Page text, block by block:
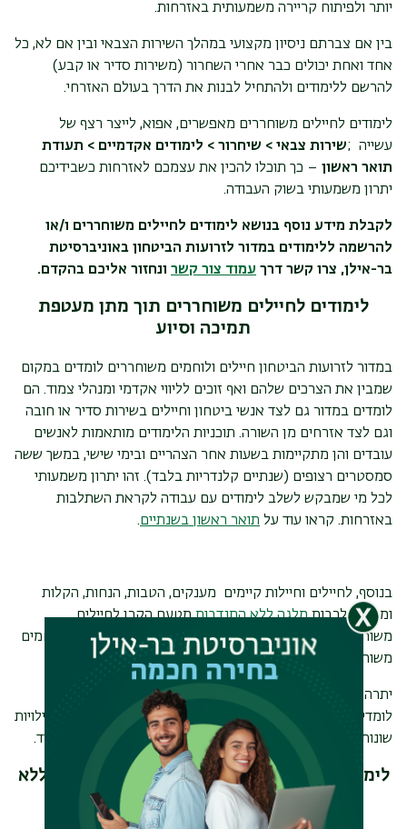
יותר ולפיתוח קריירה משמעותית באזרחות.
בין אם צברתם ניסיון מקצועי במהלך השירות הצבאי ובין אם לא, כל
אחד ואחת יכולים כבר אחרי השחרור (משירות סדיר או קבע)
להרשם ללימודים ולהתחיל לבנות את הדרך בעולם האזרחי.
לימודים לחיילים משוחררים מאפשרים, אפוא, לייצר רצף של
עשייה ;שירות צבאי > שיחרור > לימודים אקדמיים > תעודת
תואר ראשון – כך תוכלו להכין את עצמכם לאזרחות כשבידיכם
יתרון משמעותי בשוק העבודה.
לקבלת מידע נוסף בנושא לימודים לחיילים משוחררים ו/או
להרשמה ללימודים במדור לזרועות הביטחון באוניברסיטת
בר-אילן, צרו קשר דרך עמוד צור קשר ונחזור אליכם בהקדם.
לימודים לחיילים משוחררים תוך מתן מעטפת
תמיכה וסיוע
במדור לזרועות הביטחון חיילים ולוחמים משוחררים לומדים במקום
שמבין את הצרכים שלהם ואף זוכים לליווי אקדמי ומנהלי צמוד. הם
לומדים במדור גם לצד אנשי ביטחון וחיילים בשירות סדיר או חובה
וגם לצד אזרחים מן השורה. תוכניות הלימודים מותאמות לאנשים
עובדים והן מתקיימות בשעות אחר הצהריים ובימי שישי, במשך ששה
סמסטרים רצופים (שנתיים קלנדריות בלבד). זהו יתרון משמעותי
לכל מי שמבקש לשלב לימודים עם עבודה לקראת השתלבות
באזרחות. קראו עוד על תואר ראשון בשנתיים.
בנוסף, לחיילים וחיילות קיימים מענקים, הטבות, הנחות, הקלות
ומלגות, לרבותמלגה ללא התנדבות מטעם הקרן לחיילים
משוחררים במשרד הביטחון ומגוון אפשרויות סיוע לחיילים ולוחמים
משוחררים הבוחרים להצטרף ללימודי תואר אקדמי.
יתרה מכך, הסטודנטים במדור זוכים לחוויה חברתית כיוון שהם
לומדים בקבוצה אחת ומגובשת לאורך התואר. קיימות מגוון פעילויות
שונות תוך כדי הלימודים כמו: הצגות, ימי עיון, הרצאות אורח ועוד.
לימודים לחיילים משוחררים - תואר אקדמי גם ללא
פסיכומטרי